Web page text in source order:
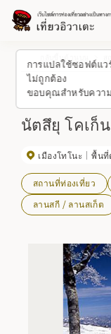
การแปลใช้ซอฟต์แ
ไม่ถูกต้อง
ขอบคุณสำหรับควา
กลับขึ้นด้านบน
นัตสึยุ โคเก็
เมืองโทโนะ พื้นที่
สถานที่ท่องเที่ยว
ลานสกี / ลานสเก็ต